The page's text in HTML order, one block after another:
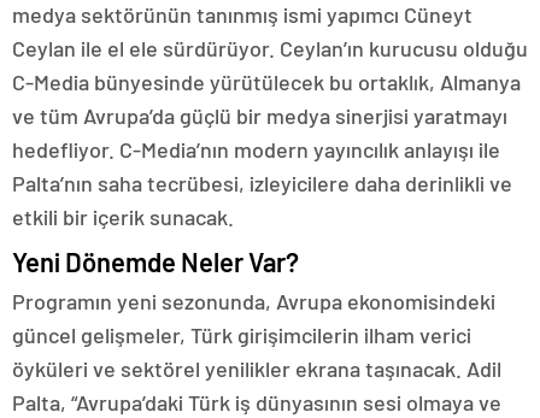
medya sektörünün tanınmış ismi yapımcı Cüneyt
Ceylan ile el ele sürdürüyor. Ceylan’ın kurucusu olduğu
C-Media bünyesinde yürütülecek bu ortaklık, Almanya
ve tüm Avrupa’da güçlü bir medya sinerjisi yaratmayı
hedefliyor. C-Media’nın modern yayıncılık anlayışı ile
Palta’nın saha tecrübesi, izleyicilere daha derinlikli ve
etkili bir içerik sunacak.
Yeni Dönemde Neler Var?
Programın yeni sezonunda, Avrupa ekonomisindeki
güncel gelişmeler, Türk girişimcilerin ilham verici
öyküleri ve sektörel yenilikler ekrana taşınacak. Adil
Palta, “Avrupa’daki Türk iş dünyasının sesi olmaya ve